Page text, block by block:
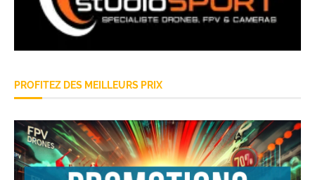
PROFITEZ DES MEILLEURS PRIX